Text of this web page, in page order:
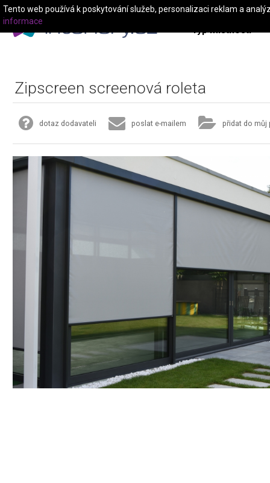
Typ místnosti
Zipscreen screenová roleta
dotaz dodavateli poslat e-mailem přidat do můj
Tento web používá k poskytování služeb, personalizaci reklam a
informace